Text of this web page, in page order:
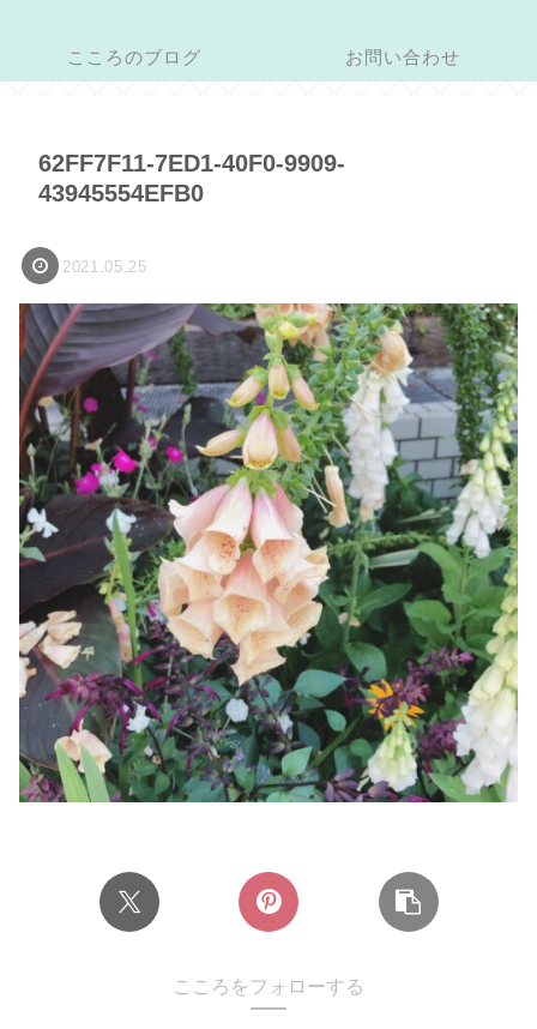
こころのブログ お問い合わせ
62FF7F11-7ED1-40F0-9909-
43945554EFB0
2021.05.25
こころをフォローする